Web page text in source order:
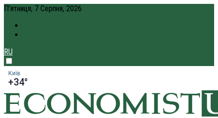
П’ятниця, 7 Серпня, 2026
RU
Київ
+34°